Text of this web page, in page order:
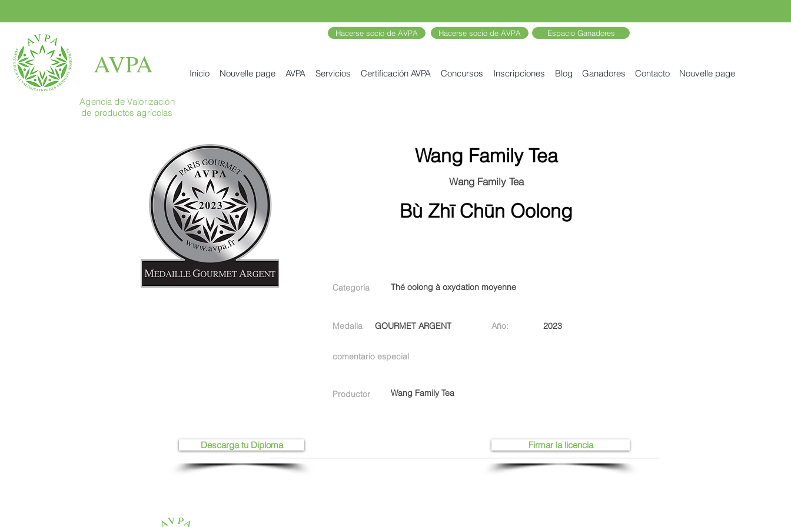
AVPA
Hacerse socio de AVPA Hacerse socio de AVPA Espacio Ganadores
Inicio Nouvelle page AVPA Servicios Certificación AVPA Concursos Inscripciones Blog Ganadores Contacto Nouvelle page
Agencia de Valorización
de productos agrícolas
Wang Family Tea
Wang Family Tea
Bù Zhī Chūn Oolong
Categoría Thé oolong à oxydation moyenne
Medalla GOURMET ARGENT Año: 2023
comentario especial
Productor Wang Family Tea
Firmar la licencia
Descarga tu Diploma